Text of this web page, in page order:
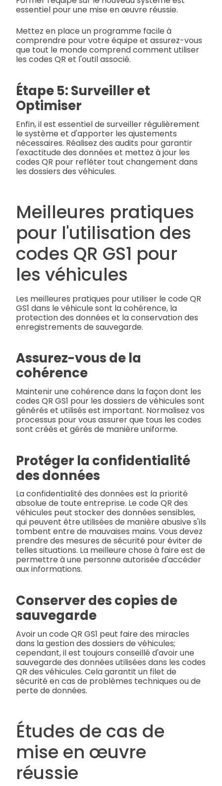
essentiel pour une mise en œuvre réussie.
Mettez en place un programme facile à
comprendre pour votre équipe et assurez-vous
que tout le monde comprend comment utiliser
les codes QR et l'outil associé.
Étape 5: Surveiller et
Optimiser
Enfin, il est essentiel de surveiller régulièrement
le système et d'apporter les ajustements
nécessaires. Réalisez des audits pour garantir
l'exactitude des données et mettez à jour les
codes QR pour refléter tout changement dans
les dossiers des véhicules.
Meilleures pratiques
pour l'utilisation des
codes QR GS1 pour
les véhicules
Les meilleures pratiques pour utiliser le code QR
GS1 dans le véhicule sont la cohérence, la
protection des données et la conservation des
enregistrements de sauvegarde.
Assurez-vous de la
cohérence
Maintenir une cohérence dans la façon dont les
codes QR GS1 pour les dossiers de véhicules sont
générés et utilisés est important. Normalisez vos
processus pour vous assurer que tous les codes
sont créés et gérés de manière uniforme.
Protéger la confidentialité
des données
La confidentialité des données est la priorité
absolue de toute entreprise. Le code QR des
véhicules peut stocker des données sensibles,
qui peuvent être utilisées de manière abusive s'ils
tombent entre de mauvaises mains. Vous devez
prendre des mesures de sécurité pour éviter de
telles situations. La meilleure chose à faire est de
permettre à une personne autorisée d'accéder
aux informations.
Conserver des copies de
sauvegarde
Avoir un code QR GS1 peut faire des miracles
dans la gestion des dossiers de véhicules;
cependant, il est toujours conseillé d'avoir une
sauvegarde des données utilisées dans les codes
QR des véhicules. Cela garantit un filet de
sécurité en cas de problèmes techniques ou de
perte de données.
Études de cas de
mise en œuvre
réussie